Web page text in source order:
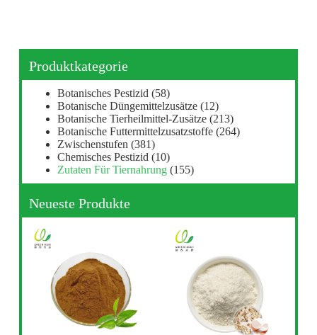
Produktkategorie
Botanisches Pestizid (58)
Botanische Düngemittelzusätze (12)
Botanische Tierheilmittel-Zusätze (213)
Botanische Futtermittelzusatzstoffe (264)
Zwischenstufen (381)
Chemisches Pestizid (10)
Zutaten Für Tiernahrung (155)
Neueste Produkte